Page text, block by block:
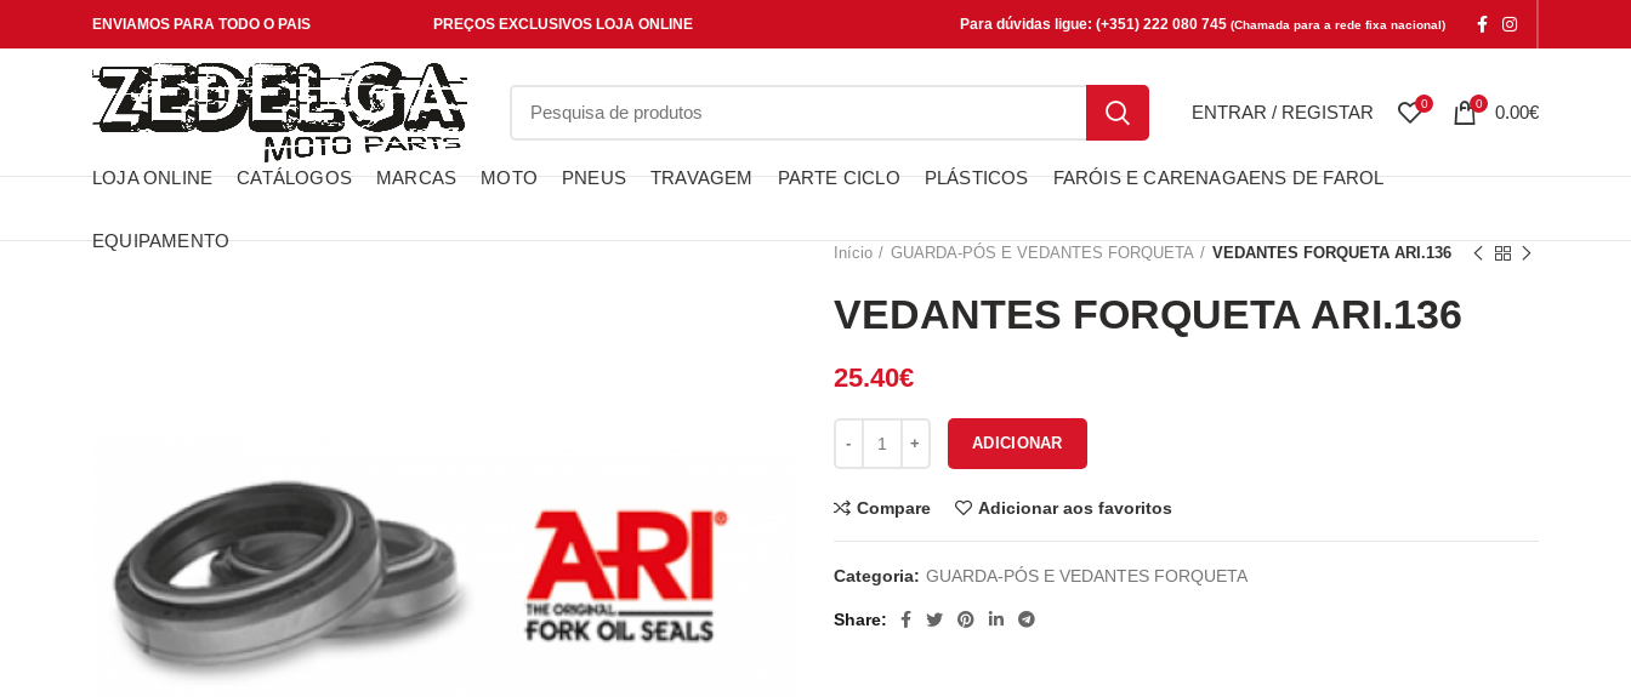
ENVIAMOS PARA TODO O PAIS PREÇOS EXCLUSIVOS LOJA ONLINE Para dúvidas ligue: (+351) 222 080 745 (Chamada para a rede fixa nacional)
ENTRAR / REGISTAR 0 0 0.00€
LOJA ONLINE CATÁLOGOS MARCAS MOTO PNEUS TRAVAGEM PARTE CICLO PLÁSTICOS FARÓIS E CARENAGAENS DE FAROL
EQUIPAMENTO
Início GUARDA-PÓS E VEDANTES FORQUETA VEDANTES FORQUETA ARI.136
VEDANTES FORQUETA ARI.136
25.40€
ADICIONAR
Compare Adicionar aos favoritos
Categoria: GUARDA-PÓS E VEDANTES FORQUETA
Share